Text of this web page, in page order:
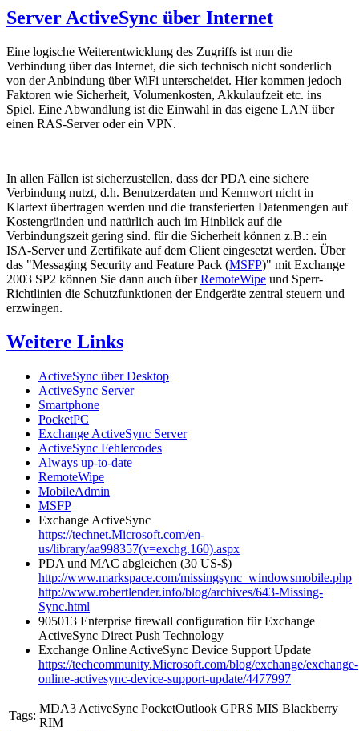
Server ActiveSync über Internet
Eine logische Weiterentwicklung des Zugriffs ist nun die
Verbindung über das Internet, die sich technisch nicht sonderlich
von der Anbindung über WiFi unterscheidet. Hier kommen jedoch
Faktoren wie Sicherheit, Volumenkosten, Akkulaufzeit etc. ins
Spiel. Eine Abwandlung ist die Einwahl in das eigene LAN über
einen RAS-Server oder ein VPN.
In allen Fällen ist sicherzustellen, dass der PDA eine sichere
Verbindung nutzt, d.h. Benutzerdaten und Kennwort nicht in
Klartext übertragen werden und die transferierten Datenmengen auf
Kostengründen und natürlich auch im Hinblick auf die
Verbindungszeit gering sind. für die Sicherheit können z.B.: ein
ISA-Server und Zertifikate auf dem Client eingesetzt werden. Über
das "Messaging Security and Feature Pack (MSFP)" mit Exchange
2003 SP2 können Sie dann auch überRemoteWipe und Sperr-
Richtlinien die Schutzfunktionen der Endgeräte zentral steuern und
erzwingen.
Weitere Links
ActiveSync über Desktop
ActiveSync Server
Smartphone
PocketPC
Exchange ActiveSync Server
ActiveSync Fehlercodes
Always up-to-date
RemoteWipe
MobileAdmin
MSFP
Exchange ActiveSync
https://technet.Microsoft.com/en-
us/library/aa998357(v=exchg.160).aspx
PDA und MAC abgleichen (30 US-$)
http://www.markspace.com/missingsync_windowsmobile.php
http://www.robertlender.info/blog/archives/643-Missing-
Sync.html
905013 Enterprise firewall configuration für Exchange
ActiveSync Direct Push Technology
Exchange Online ActiveSync Device Support Update
https://techcommunity.Microsoft.com/blog/exchange/exchange-
online-activesync-device-support-update/4477997
Tags:
MDA3 ActiveSync PocketOutlook GPRS MIS Blackberry
RIM